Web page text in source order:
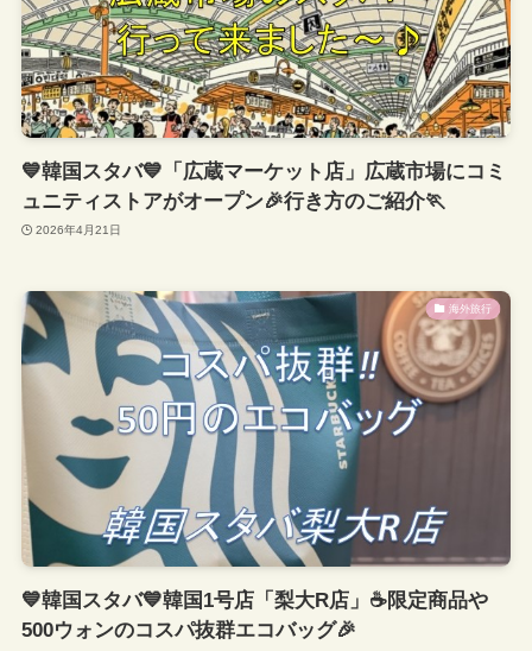
💙韓国スタバ💙「広蔵マーケット店」広蔵市場にコミ
ュニティストアがオープン🎉行き方のご紹介🏃
2026年4月21日
海外旅行
💙韓国スタバ💙韓国1号店「梨大R店」☕限定商品や
500ウォンのコスパ抜群エコバッグ🎉